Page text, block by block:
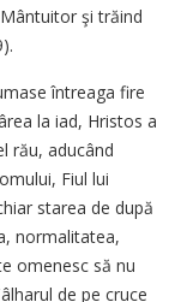
şi trăind
întreaga fire
la iad, Hristos a
rău, aducând
Fiul lui
starea de după
normalitatea,
omenesc să nu
de pe cruce